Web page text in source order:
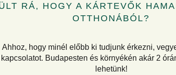
RÁ, HOGY A KÁRTEVŐK
OTTHONÁBÓL?
Ahhoz, hogy minél előbb ki tudjunk érkezni,
kapcsolatot. Budapesten és környékén akár 2
lehetünk!